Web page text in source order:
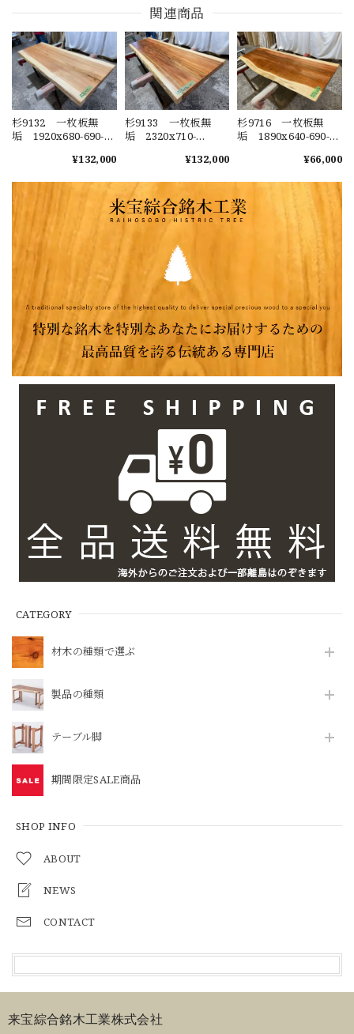
CATEGORY
材木の種類で選ぶ
製品の種類
テーブル脚
期間限定SALE商品
SHOP INFO
ABOUT
NEWS
CONTACT
関連商品
杉9132 一枚板無
垢 1920x680-690-
材 センターテーブ
装 テーブル板
¥132,000
杉9133 一枚板無
垢 2320x710-
材 センターテーブ
ブル ウレタン塗
装 セラウッド塗
装 テーブル板
¥132,000
杉9716 一枚板無
垢 1890x640-690-
材 センターテーブ
ッド塗装 テーブル
板
¥66,000
来宝綜合銘木工業株式会社